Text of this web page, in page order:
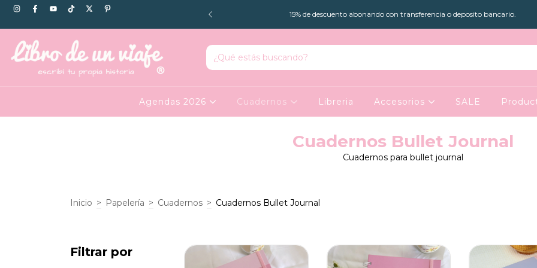
las compras ////// 3 cuotas sin interés con tarjeta de debito
15% de descuento abonando con transferencia o deposito bancario.
Agendas 2026 Cuadernos Libreria Accesorios SALE
Cuadernos Bullet Journal
Cuadernos para bullet journal
Inicio > Papelería > Cuadernos > Cuadernos Bullet Journal
Filtrar por